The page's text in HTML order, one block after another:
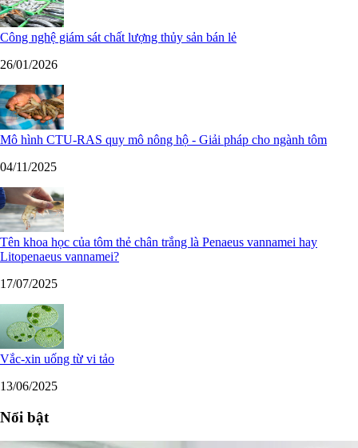
Công nghệ giám sát chất lượng thủy sản bán lẻ
26/01/2026
Mô hình CTU-RAS quy mô nông hộ - Giải pháp cho ngành tôm
04/11/2025
Tên khoa học của tôm thẻ chân trắng là Penaeus vannamei hay
Litopenaeus vannamei?
17/07/2025
Vắc-xin uống từ vi tảo
13/06/2025
Nổi bật